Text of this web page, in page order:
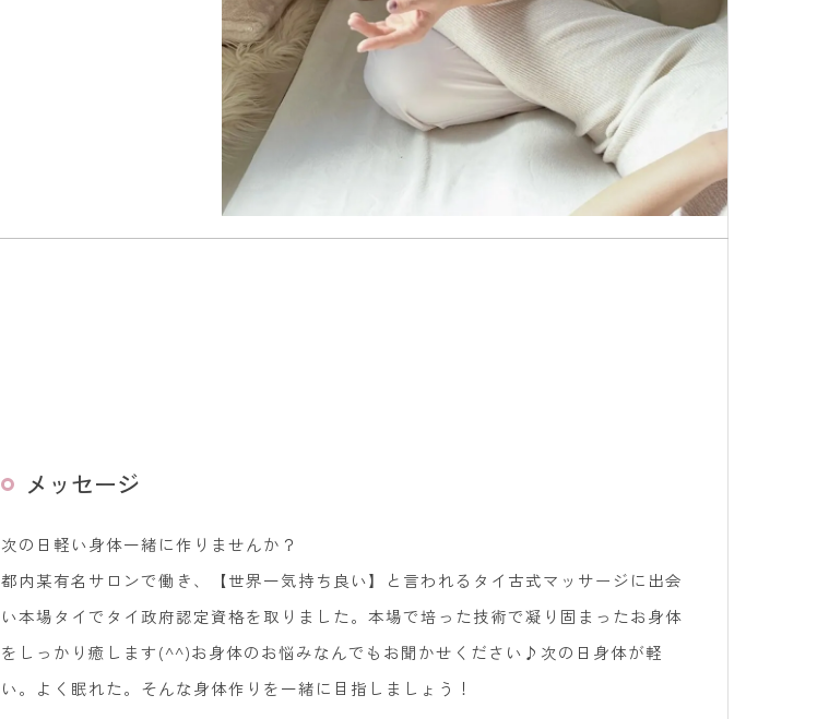
メッセージ
次の日軽い身体一緒に作りませんか？
都内某有名サロンで働き、【世界一気持ち良い】と言われるタイ古式マッサージに出会
い本場タイでタイ政府認定資格を取りました。本場で培った技術で凝り固まったお身体
をしっかり癒します(^^)お身体のお悩みなんでもお聞かせください♪次の日身体が軽
い。よく眠れた。そんな身体作りを一緒に目指しましょう！